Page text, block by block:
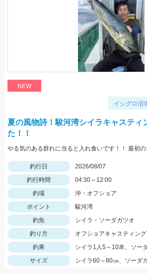
NEW
イシグロ沼
夏の風物詩！駿河湾シイラキャスティ
た！！
釣行日
2026/08/07
釣行時間
04:30～12:00
釣場
沖・オフショア
ポイント
駿河湾
釣魚
シイラ・ソーダガツオ
釣り方
オフショアキャスティング
釣果
シイラ1人5～10本、ソー
サイズ
シイラ60～80㎝、ソーダ